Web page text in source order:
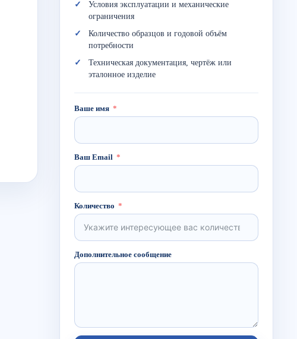
Условия эксплуатации и механические
ограничения
Количество образцов и годовой объём
потребности
Техническая документация, чертёж или
эталонное изделие
Ваше имя
Ваш Email
Количество
Дополнительное сообщение